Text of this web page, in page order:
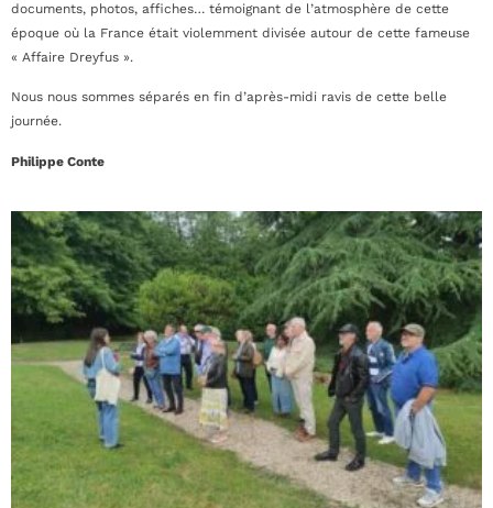
documents, photos, affiches… témoignant de l’atmosphère de cette
époque où la France était violemment divisée autour de cette fameuse
« Affaire Dreyfus ».
Nous nous sommes séparés en fin d’après-midi ravis de cette belle
journée.
Philippe Conte